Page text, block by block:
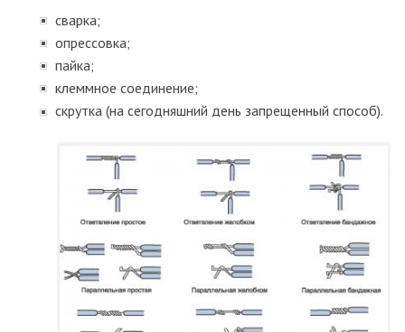
сварка;
опрессовка;
пайка;
клеммное соединение;
скрутка (на сегодняшний день запрещенный способ).